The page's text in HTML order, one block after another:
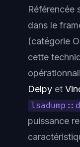
Référencée
dans le
(catégorie
cette
Delpy et
puissance